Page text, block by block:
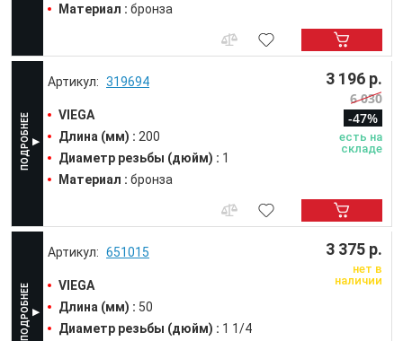
Материал : бронза
319694
VIEGA
Длина (мм) : 200
Диаметр резьбы (дюйм) : 1
Материал : бронза
3 196 р.
6 030
-47%
есть на
складе
651015
VIEGA
Длина (мм) : 50
Диаметр резьбы (дюйм) : 1 1/4
3 375 р.
нет в
наличии